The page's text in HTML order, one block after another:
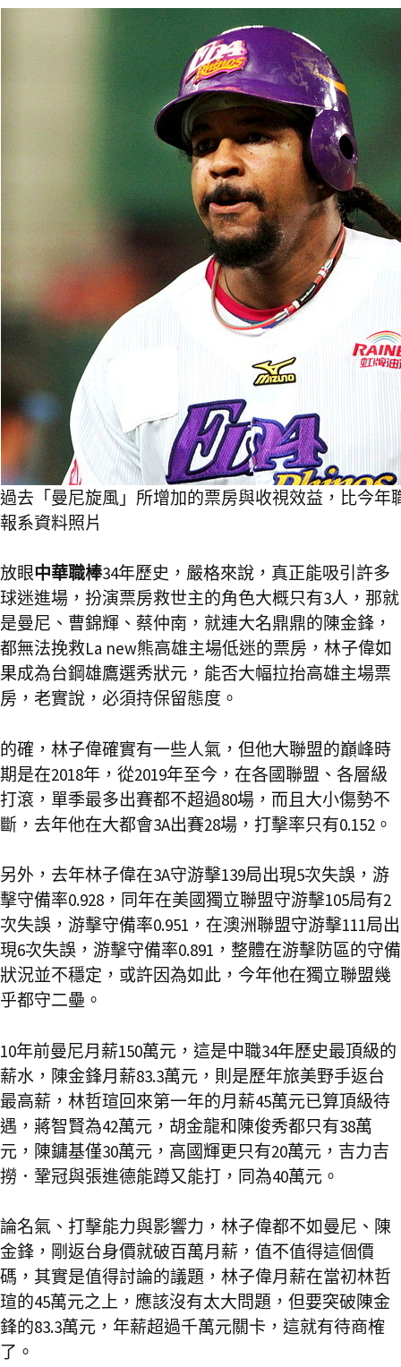
過去「曼尼旋風」所增加的票房與收視效益，比今
報系資料照片
放眼中華職棒34年歷史，嚴格來說，真正能吸引許多
球迷進場，扮演票房救世主的角色大概只有3人，那就
是曼尼、曹錦輝、蔡仲南，就連大名鼎鼎的陳金鋒，
都無法挽救La new熊高雄主場低迷的票房，林子偉如
果成為台鋼雄鷹選秀狀元，能否大幅拉抬高雄主場票
房，老實說，必須持保留態度。
的確，林子偉確實有一些人氣，但他大聯盟的巔峰時
期是在2018年，從2019年至今，在各國聯盟、各層級
打滾，單季最多出賽都不超過80場，而且大小傷勢不
斷，去年他在大都會3A出賽28場，打擊率只有0.152。
另外，去年林子偉在3A守游擊139局出現5次失誤，游
擊守備率0.928，同年在美國獨立聯盟守游擊105局有2
次失誤，游擊守備率0.951，在澳洲聯盟守游擊111局出
現6次失誤，游擊守備率0.891，整體在游擊防區的守備
狀況並不穩定，或許因為如此，今年他在獨立聯盟幾
乎都守二壘。
10年前曼尼月薪150萬元，這是中職34年歷史最頂級的
薪水，陳金鋒月薪83.3萬元，則是歷年旅美野手返台
最高薪，林哲瑄回來第一年的月薪45萬元已算頂級待
遇，蔣智賢為42萬元，胡金龍和陳俊秀都只有38萬
元，陳鏞基僅30萬元，高國輝更只有20萬元，吉力吉
撈．鞏冠與張進德能蹲又能打，同為40萬元。
論名氣、打擊能力與影響力，林子偉都不如曼尼、陳
金鋒，剛返台身價就破百萬月薪，值不值得這個價
碼，其實是值得討論的議題，林子偉月薪在當初林哲
瑄的45萬元之上，應該沒有太大問題，但要突破陳金
鋒的83.3萬元，年薪超過千萬元關卡，這就有待商榷
了。